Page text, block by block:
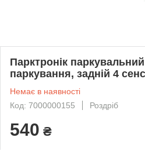
Парктронік
паркування, задній 4
Немає в наявності
Код: 7000000155
Роздріб
540 ₴